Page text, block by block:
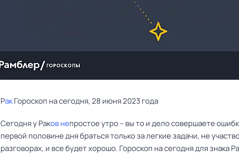
РакГороскоп на сегодня, 28 июня 2023 года
Сегодня у Раков непростое утро – вы то и дело совершаете
первой половине дня браться только за легкие задачи, не
разговорах, и все будет хорошо. Гороскоп на сегодня для знака